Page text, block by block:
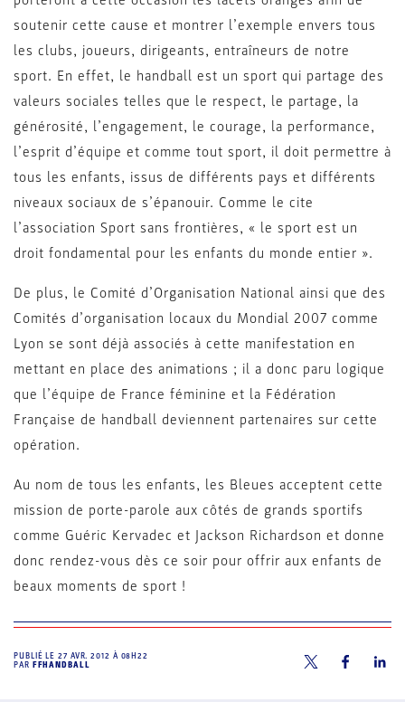
soutenir cette cause et montrer l’exemple envers tous
les clubs, joueurs, dirigeants, entraîneurs de notre
sport. En effet, le handball est un sport qui partage des
valeurs sociales telles que le respect, le partage, la
générosité, l’engagement, le courage, la performance,
l’esprit d’équipe et comme tout sport, il doit permettre à
tous les enfants, issus de différents pays et différents
niveaux sociaux de s’épanouir. Comme le cite
l’association Sport sans frontières, « le sport est un
droit fondamental pour les enfants du monde entier ».
De plus, le Comité d’Organisation National ainsi que des
Comités d’organisation locaux du Mondial 2007 comme
Lyon se sont déjà associés à cette manifestation en
mettant en place des animations ; il a donc paru logique
que l’équipe de France féminine et la Fédération
Française de handball deviennent partenaires sur cette
opération.
Au nom de tous les enfants, les Bleues acceptent cette
mission de porte-parole aux côtés de grands sportifs
comme Guéric Kervadec et Jackson Richardson et donne
donc rendez-vous dès ce soir pour offrir aux enfants de
beaux moments de sport !
PUBLIÉ LE27 AVR. 2012 À 08H22
PAR FFHANDBALL